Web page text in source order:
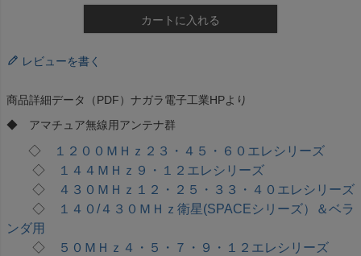
カートに入れる
レビューを書く
商品詳細データ（PDF）ナガラ電子工業HPより
◆ アマチュア無線用アンテナ群
◇
１２００ＭＨｚ２３・４５・６０エレシリーズ
◇
１４４ＭＨｚ９・１２エレシリーズ
◇
４３０ＭＨｚ１２・２５・３３・４０エレシリーズ
◇
１４０/４３０ＭＨｚ衛星(SPACEシリーズ）＆ベラ
ンダ用
◇
５０ＭＨｚ４・５・７・９・１２エレシリーズ